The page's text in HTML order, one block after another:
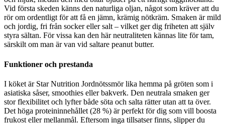
Vid första skeden känns den naturliga oljan, något som kräver att du
rör om ordentligt för att få en jämn, krämig nötkräm. Smaken är mild
och jordig, fri från socker eller salt – vilket ger dig friheten att själv
styra sältan. För vissa kan den här neutraliteten kännas lite för tam,
särskilt om man är van vid saltare peanut butter.
Funktioner och prestanda
I köket är Star Nutrition Jordnötssmör lika hemma på gröten som i
asiatiska såser, smoothies eller bakverk. Den neutrala smaken ger
stor flexibilitet och lyfter både söta och salta rätter utan att ta över.
Det höga proteininnehållet (28 %) är perfekt för dig som vill boosta
frukost eller mellanmål. Eftersom inga tillsatser finns, slipper du